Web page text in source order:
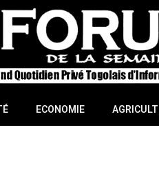
ECONOMIE